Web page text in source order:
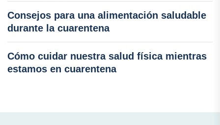
Consejos para una alimentación saludable
durante la cuarentena
Cómo cuidar nuestra salud física mientras
estamos en cuarentena